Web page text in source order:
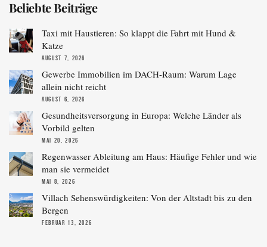
Beliebte Beiträge
Taxi mit Haustieren: So klappt die Fahrt mit Hund &
Katze
AUGUST 7, 2026
Gewerbe Immobilien im DACH-Raum: Warum Lage
allein nicht reicht
AUGUST 6, 2026
Gesundheitsversorgung in Europa: Welche Länder als
Vorbild gelten
MAI 20, 2026
Regenwasser Ableitung am Haus: Häufige Fehler und wie
man sie vermeidet
MAI 8, 2026
Villach Sehenswürdigkeiten: Von der Altstadt bis zu den
Bergen
FEBRUAR 13, 2026